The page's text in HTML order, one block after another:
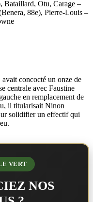
Bataillard, Otu, Carage –
88e), Pierre-Louis –
concocté un onze de
centrale avec Faustine
en remplacement de
il titularisait Ninon
solidifier un effectif qui
VERT
NOS